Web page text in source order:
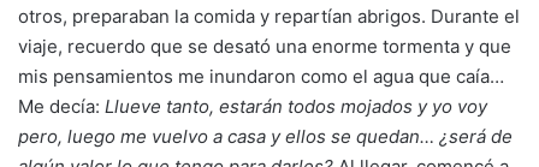
otros, preparaban la comida y repartían abrigos. Durante el
viaje, recuerdo que se desató una enorme tormenta y que
mis pensamientos me inundaron como el agua que caía…
Me decía: Llueve tanto, estarán todos mojados y yo voy
pero, luego me vuelvo a casa y ellos se quedan… ¿será de